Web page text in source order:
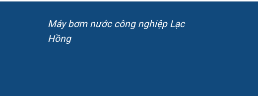
Máy bơm nước công nghiệp Lạc
Hồng